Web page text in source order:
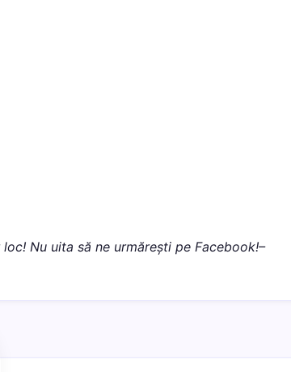
Nu uita să ne urmărești pe Facebook!–